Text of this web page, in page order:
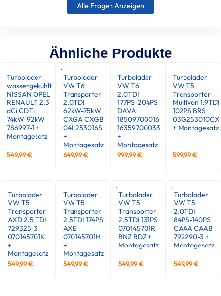
Alle Fragen Anzeigen
Ähnliche Produkte
Turbolader
wassergekühlt
NISSAN OPEL
RENAULT 2.3
dCi CDTi
74kW-92kW
786997-1 +
Montagesatz
549,99€
Turbolader
VW T6
Transporter
2.0TDI
62kW-75kW
CXGA CXGB
04L253016S
+
Montagesatz
649,99€
Turbolader
VW T6
2.0TDI
177PS-204PS
DAVA
18509700016
16359700033
+
Montagesatz
999,99€
Turbolader
VW T5
Transporter
Multivan 1.9TDI
102PS BRS
03G253010CX
+ Montagesatz
599,99€
Turbolader
VW T5
Transporter
AXD 2.5 TDI
729325-3
070145701K
+
Montagesatz
549,99€
Turbolader
VW T5
Transporter
2.5TDI 174PS
AXE
070145701H
+
Montagesatz
549,99€
Turbolader
VW T5
Transporter
2.5TDI 131PS
070145701R
BNZ BDZ +
Montagesatz
549,99€
Turbolader
VW T5
2.0TDI
84PS-140PS
CAAA CAAB
792290-3 +
Montagesatz
549,99€